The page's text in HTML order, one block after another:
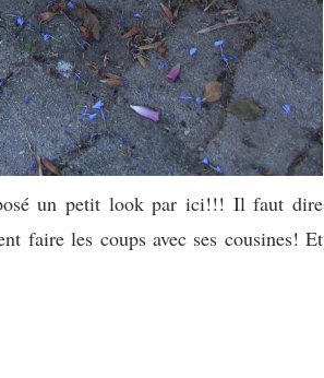
un petit look par ici!!! Il faut dire
faire les coups avec ses cousines! Et